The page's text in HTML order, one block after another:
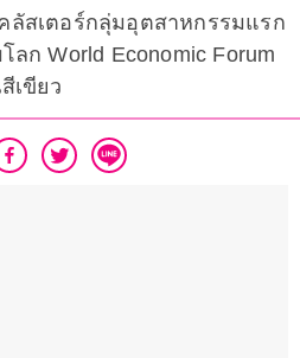
ลัสเตอร์กลุ่มอุตสาหกรรมแรก
ลก World Economic Forum
เขียว